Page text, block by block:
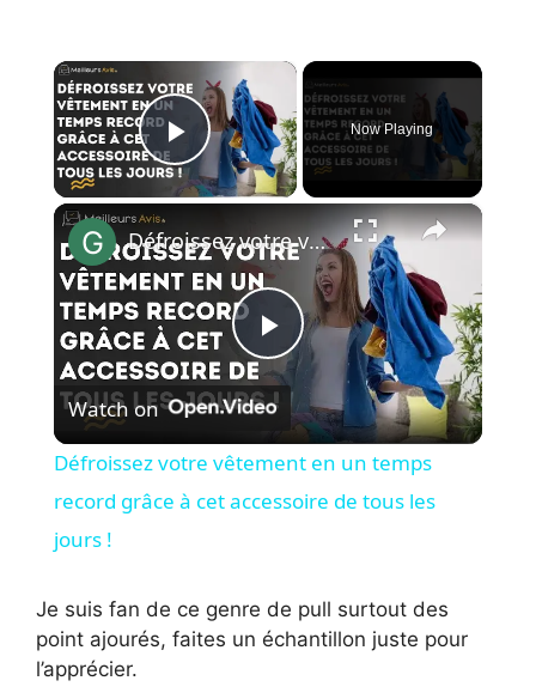
×
Play Video
Now Playing
×
P
l
a
V
Défroissez votre vêtement en un temps record grâce à cet accessoire de tous les jours !
Watch on
Défroissez votre vêtement en un temps
record grâce à cet accessoire de tous les
jours !
Je suis fan de ce genre de pull surtout des
point ajourés, faites un échantillon juste pour
l’apprécier.